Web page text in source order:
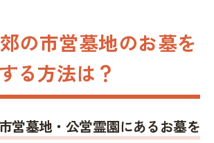
の市営墓地のお墓を
る方法は？
営墓地・公営霊園にあるお墓を